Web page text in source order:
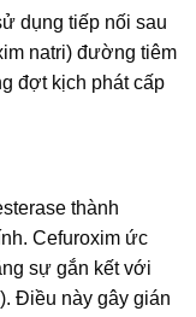
dụng tiếp nối sau
natri) đường tiêm
đợt kịch phát cấp
thành
Cefuroxim ức
sự gắn kết với
Điều này gây gián